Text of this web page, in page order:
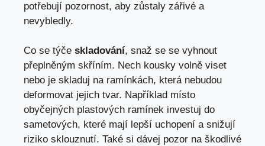
potřebují pozornost, aby zůstaly zářivé a
nevybledly.
Co se týče skladování, snaž se se vyhnout
přeplněným skříním. Nech kousky volně viset
nebo je skladuj na ramínkách, která nebudou
deformovat jejich tvar. Například místo
obyčejných plastových ramínek investuj do
sametových, které mají lepší uchopení a snižují
riziko sklouznutí. Také si dávej pozor na škodlivé